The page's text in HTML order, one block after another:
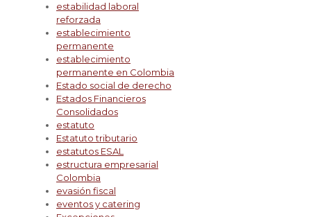
estabilidad laboral
reforzada
establecimiento
permanente
establecimiento
permanente en Colombia
Estado social de derecho
Estados Financieros
Consolidados
estatuto
Estatuto tributario
estatutos ESAL
estructura empresarial
Colombia
evasión fiscal
eventos y catering